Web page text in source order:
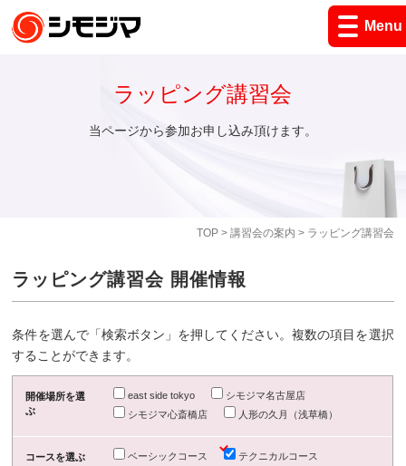
Menu
TOP> 講習会の案内 > ラッピング講習会
ラッピング講習会
当ページから参加お申し込み頂けます。
ラッピング講習会 開催情報
条件を選んで「検索ボタン」を押してください。複数の項目を選択
することができます。
開催場所を選
ぶ
east side tokyo
シモジマ名古屋店
シモジマ心斎橋店
人形の久月（浅草橋）
コースを選ぶ ベーシックコース
テクニカルコース